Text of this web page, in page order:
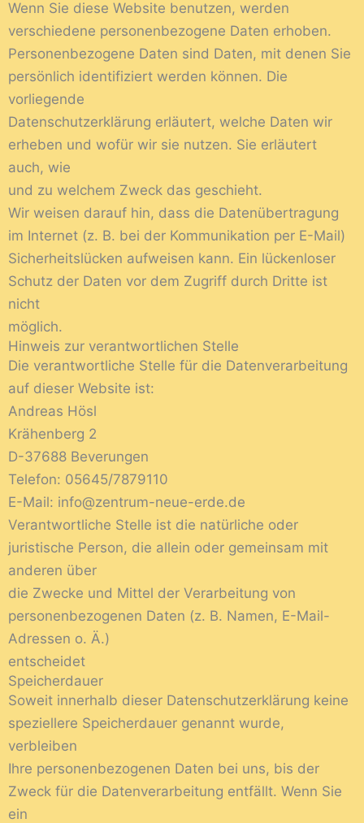
Wenn Sie diese Website benutzen, werden
verschiedene personenbezogene Daten erhoben.
Personenbezogene Daten sind Daten, mit denen Sie
persönlich identifiziert werden können. Die
vorliegende
Datenschutzerklärung erläutert, welche Daten wir
erheben und wofür wir sie nutzen. Sie erläutert
auch, wie
und zu welchem Zweck das geschieht.
Wir weisen darauf hin, dass die Datenübertragung
im Internet (z. B. bei der Kommunikation per E-Mail)
Sicherheitslücken aufweisen kann. Ein lückenloser
Schutz der Daten vor dem Zugriff durch Dritte ist
nicht
möglich.
Hinweis zur verantwortlichen Stelle
Die verantwortliche Stelle für die Datenverarbeitung
auf dieser Website ist:
Andreas Hösl
Krähenberg 2
D-37688 Beverungen
Telefon: 05645/7879110
E-Mail: info@zentrum-neue-erde.de
Verantwortliche Stelle ist die natürliche oder
juristische Person, die allein oder gemeinsam mit
anderen über
die Zwecke und Mittel der Verarbeitung von
personenbezogenen Daten (z. B. Namen, E-Mail-
Adressen o. Ä.)
entscheidet
Speicherdauer
Soweit innerhalb dieser Datenschutzerklärung keine
speziellere Speicherdauer genannt wurde,
verbleiben
Ihre personenbezogenen Daten bei uns, bis der
Zweck für die Datenverarbeitung entfällt. Wenn Sie
ein